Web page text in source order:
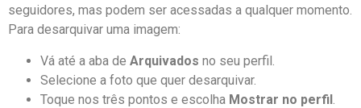
seguidores, mas podem ser acessadas a qualquer momento.⁤
Para ⁣desarquivar ⁣uma imagem:
Vá até⁤ a aba de Arquivados no seu perfil.
Selecione a foto que ​quer desarquivar.
Toque‍ nos ⁢três pontos e escolha‍ Mostrar no perfil